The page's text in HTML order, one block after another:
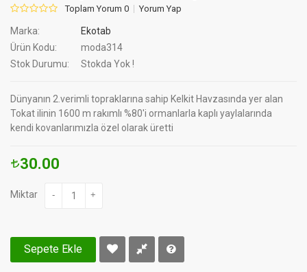
Toplam Yorum 0 Yorum Yap
Marka:
Ekotab
Ürün Kodu:
moda314
Stok Durumu:
Stokda Yok !
Dünyanın 2.verimli topraklarına sahip Kelkit Havzasında yer alan
Tokat ilinin 1600 m rakımlı %80'i ormanlarla kaplı yaylalarında
kendi kovanlarımızla özel olarak üretti
30.00
Miktar - +
Sepete Ekle